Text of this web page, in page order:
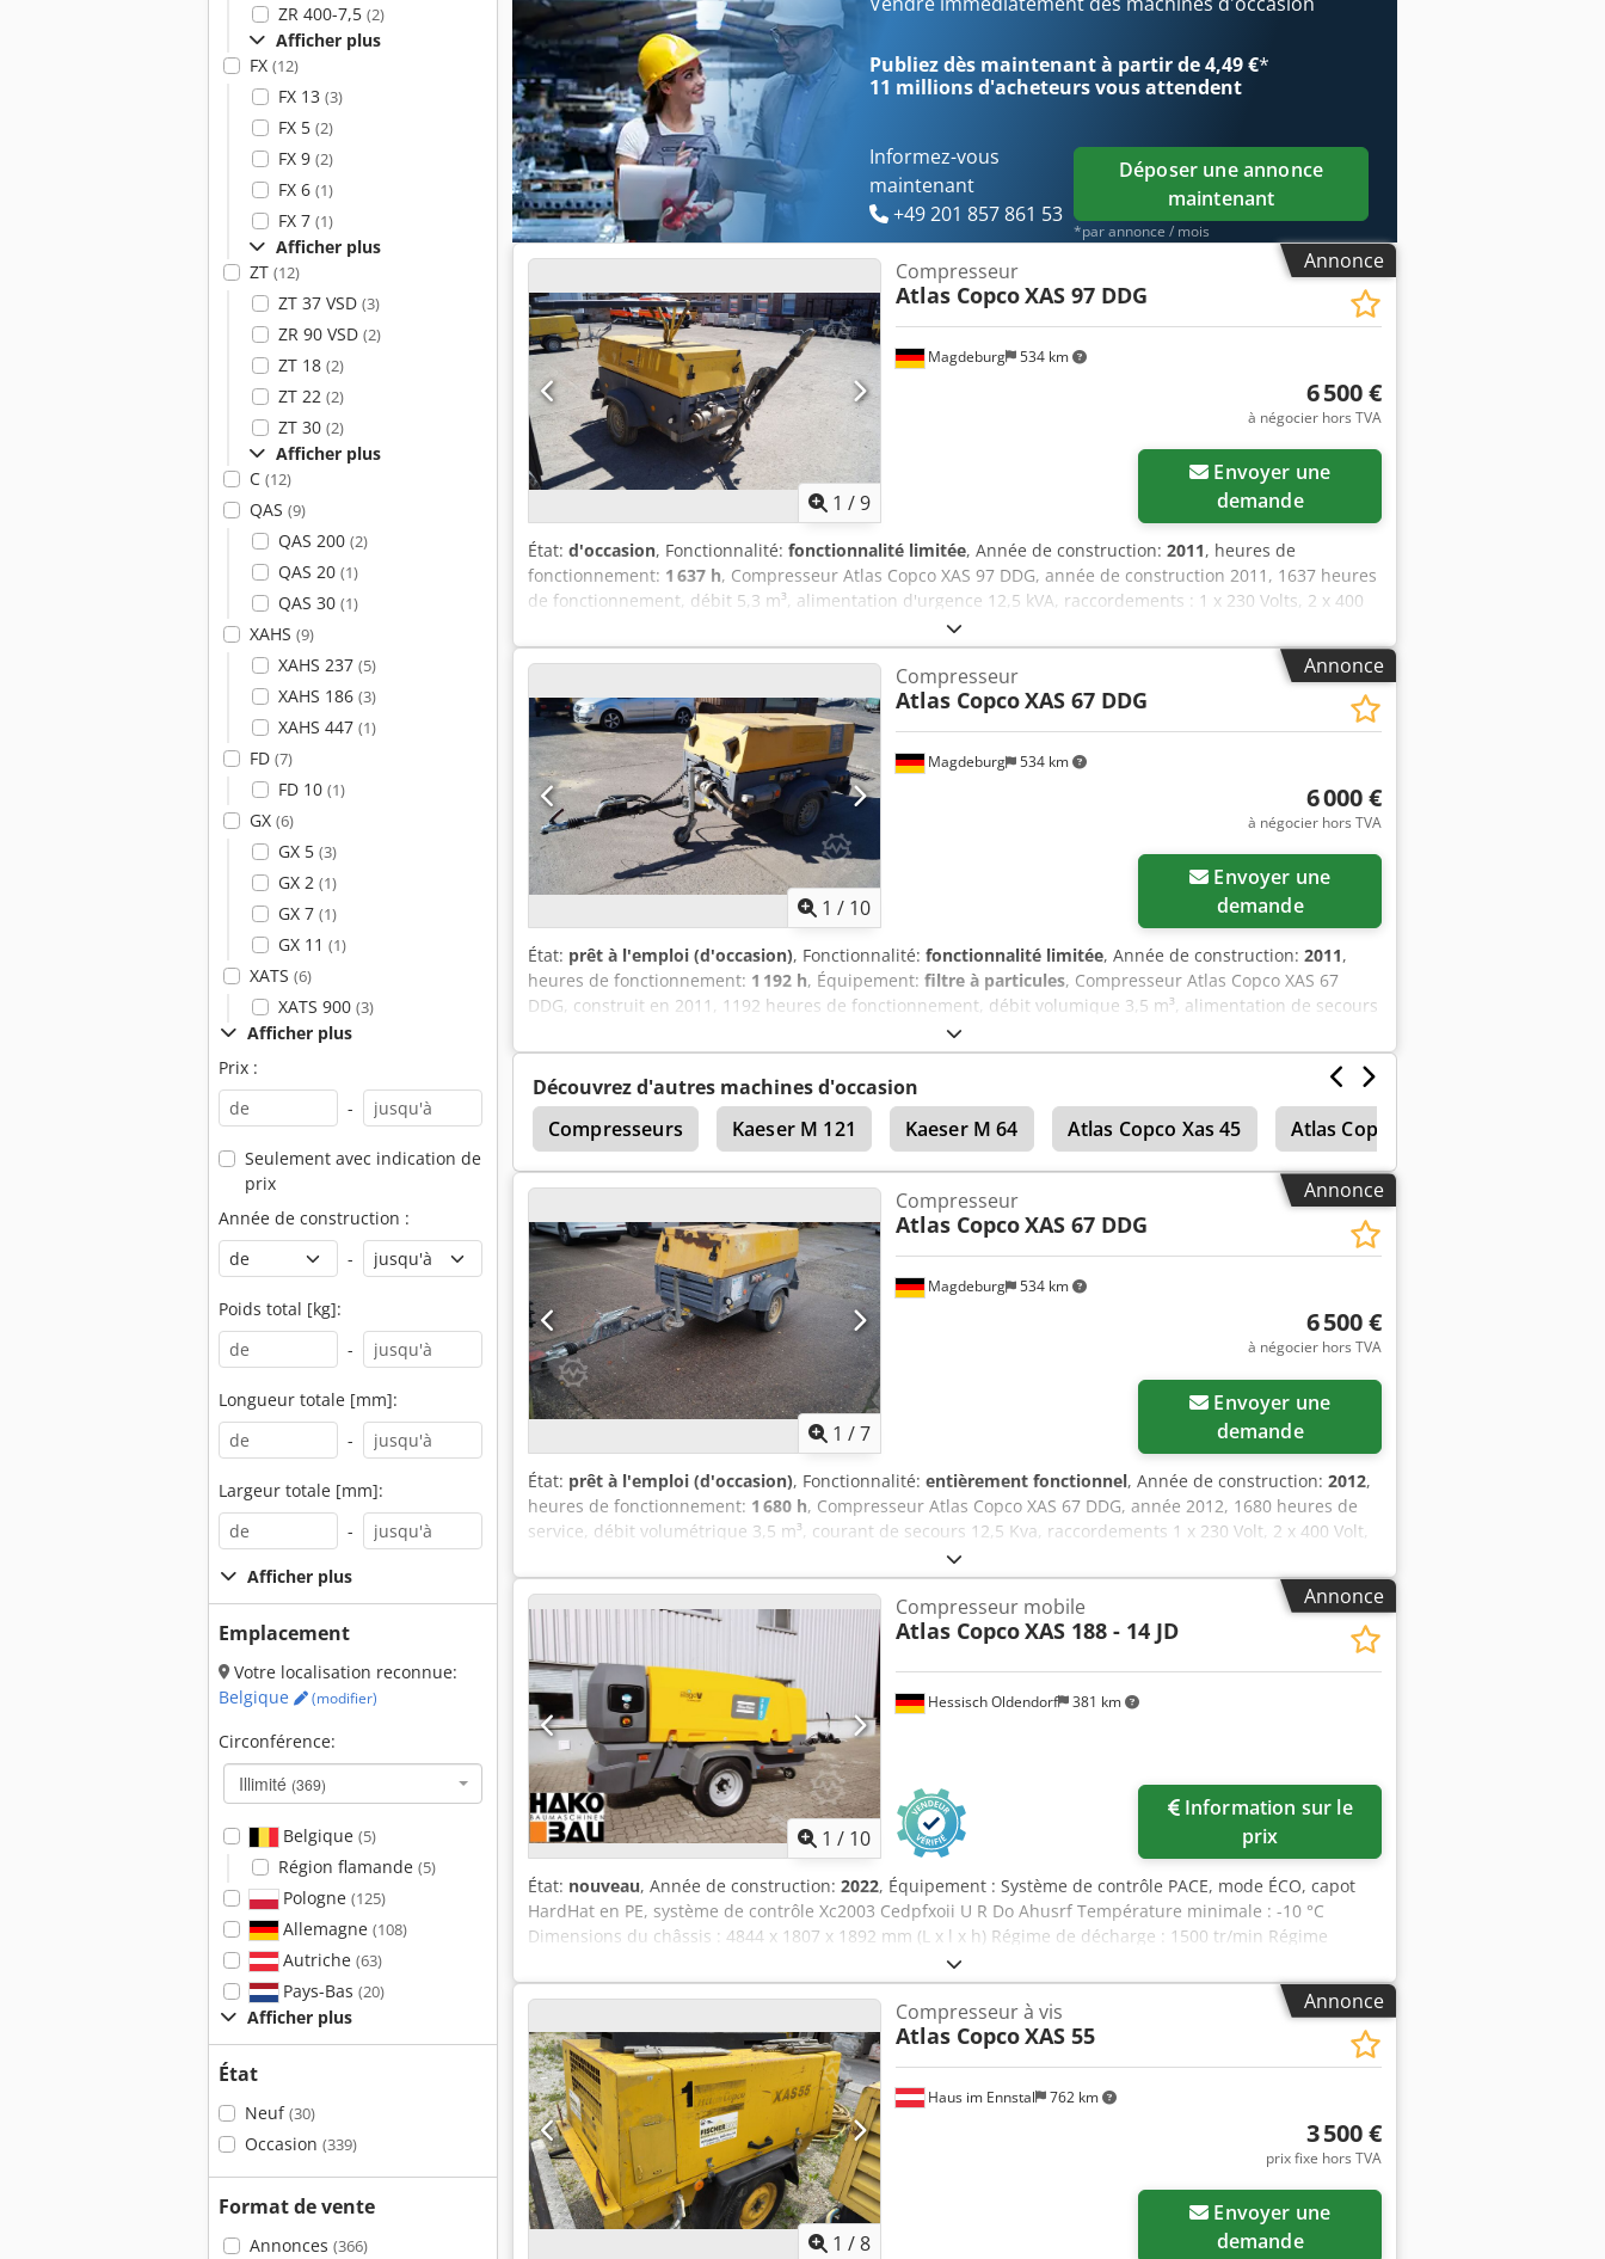
ZR 400-7,5 (2)
Afficher plus
FX (12)
FX 13 (3)
FX 5 (2)
FX 9 (2)
FX 6 (1)
FX 7 (1)
Afficher plus
ZT (12)
ZT 37 VSD (3)
ZR 90 VSD (2)
ZT 18 (2)
ZT 22 (2)
ZT 30 (2)
Afficher plus
C (12)
QAS (9)
QAS 200 (2)
QAS 20 (1)
QAS 30 (1)
XAHS (9)
XAHS 237 (5)
XAHS 186 (3)
XAHS 447 (1)
FD (7)
FD 10 (1)
GX (6)
GX 5 (3)
GX 2 (1)
GX 7 (1)
GX 11 (1)
XATS (6)
XATS 900 (3)
Afficher plus
Prix :
-
Seulement avec indication de
prix
Année de construction :
-
Poids total [kg]:
-
Longueur totale [mm]:
-
Largeur totale [mm]:
-
Afficher plus
Emplacement
Votre localisation reconnue:
Belgique
(modifier)
Circonférence:
Illimité (369)
Belgique (5)
Région flamande (5)
Pologne (125)
Allemagne (108)
Autriche (63)
Pays-Bas (20)
Afficher plus
État
Neuf(30)
Occasion (339)
Format de vente
Annonces (366)
Publiez dès maintenant à partir de 4,49 €*
11 millions d'acheteursvous attendent
Informez-vous
maintenant
+49 201 857 861 53
Déposer une annonce
maintenant
*par annonce / mois
Annonce
1 /9
Magdeburg 534 km
Compresseur
Atlas CopcoXAS 97 DDG
6 500 €
à négocier hors TVA
demande
État: d'occasion, Fonctionnalité: fonctionnalité limitée, Année de construction: 2011, heures de
fonctionnement: 1 637 h, Compresseur Atlas Copco XAS 97 DDG, année de construction 2011, 1637 heures
de fonctionnement, débit 5,3 m³, alimentation d'urgence 12,5 kVA, raccordements : 1 x 230 Volts, 2 x 400
Volts, n° de série YA3062560C0262053, ABE et homologation présents, 1 essieu à barre de torsion tordu,
capot de courroie trapézoïdale manquant, grille de ventilateur manquante. Cjdpfx Ahozbiicjuorf
Annonce
1 / 10
Magdeburg 534 km
Compresseur
Atlas CopcoXAS 67 DDG
6 000 €
à négocier hors TVA
demande
État: prêt à l'emploi (d'occasion), Fonctionnalité: fonctionnalité limitée, Année de construction: 2011,
heures de fonctionnement: 1 192 h, Équipement: filtre à particules, Compresseur Atlas Copco XAS 67
DDG, construit en 2011, 1192 heures de fonctionnement, débit volumique 3,5 m³, alimentation de secours
12,5 kVA, connexions 1 x 230 volts, 2 x 400 volts, numéro de série YA3062566B0165583, homologation
disponible, le fusible saute lorsque l'alimentation de secours est activée, filtre à suie en aval SMF-MR
Cedpjv Rbufefx Ahujrf
Découvrez d'autres machines d'occasion
Compresseurs
Kaeser M 121 Kaeser M 64 Atlas Copco Xas 45 Atlas Copco Xas 185
Msk-Compresseur À Vis J’ai Compresseurs À Vis
Annonce
1 /7
Magdeburg 534 km
Compresseur
Atlas CopcoXAS 67 DDG
6 500 €
à négocier hors TVA
demande
État: prêt à l'emploi (d'occasion), Fonctionnalité: entièrement fonctionnel, Année de construction: 2012,
heures de fonctionnement: 1 680 h, Compresseur Atlas Copco XAS 67 DDG, année 2012, 1680 heures de
service, débit volumétrique 3,5 m³, courant de secours 12,5 Kva, raccordements 1 x 230 Volt, 2 x 400 Volt,
n° de série YA3062560C0250310 Crsdju Dh Tljpfx Ahujf
Annonce
1 / 10
Hessisch Oldendorf 381 km
Compresseur mobile
Atlas CopcoXAS 188 - 14 JD
Information sur le
prix
État: nouveau, Année de construction: 2022, Équipement : Système de contrôle PACE, mode ÉCO, capot
HardHat en PE, système de contrôle Xc2003 Cedpfxoii U R Do Ahusrf Température minimale : -10 °C
Dimensions du châssis : 4844 x 1807 x 1892 mm (L x l x h) Régime de décharge : 1500 tr/min Régime
nominal à pleine charge : 1960 tr/min Température ambiante maximale : 45 °C Puissance du moteur : 104
kW Débit volumique (FAD) : 10,9 à 9,7 m³/min Plage de pression de fonctionnement : 5 à 14 bar Système
de contrôle du compresseur, régulation flexible de la pression et du débit : PACE Marque et modèle du
moteur : John Deere / 4045HI551 Préparation de l’air comprimé, comprenant : refroidisseur d’air
comprimé, séparateur d’eau et filtre PD Niveau d’émissions : Étape V Nombre de cylindres : 4
Annonce
1 /8
Haus im Ennstal 762 km
Compresseur à vis
Atlas CopcoXAS 55
3 500 €
prix fixe hors TVA
demande